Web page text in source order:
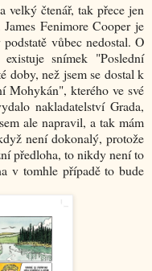
velký čtenář, tak přece jen
Fenimore Cooper je
vůbec nedostal. O
snímek "Poslední
doby, než jsem se dostal k
Mohykán", kterého ve své
nakladatelství Grada,
ale napravil, a tak mám
není dokonalý, protože
předloha, to nikdy není to
v tomhle případě to bude